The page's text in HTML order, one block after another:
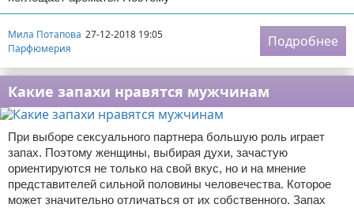
Мила Потапова 27-12-2018 19:05
Парфюмерия
Подробнее
Какие запахи нравятся мужчинам
При выборе сексуального партнера большую роль играет
запах. Поэтому женщины, выбирая духи, зачастую
ориентируются не только на свой вкус, но и на мнение
представителей сильной половины человечества. Которое
может значительно отличаться от их собственного. Запах